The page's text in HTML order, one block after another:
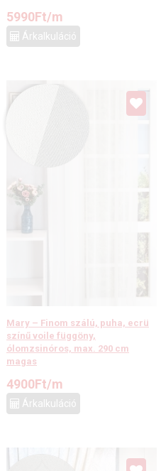
5990Ft/m
Árkalkuláció
Mary – Finom szálú, puha, ecrü
színű voile függöny,
ólomzsinóros, max. 290 cm
magas
4900Ft/m
Árkalkuláció